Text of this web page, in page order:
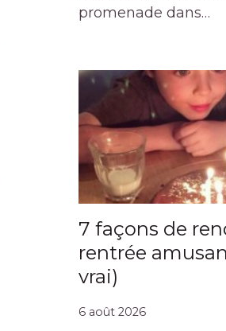
promenade dans…
7 façons de
rentrée
vrai)
6 août 2026